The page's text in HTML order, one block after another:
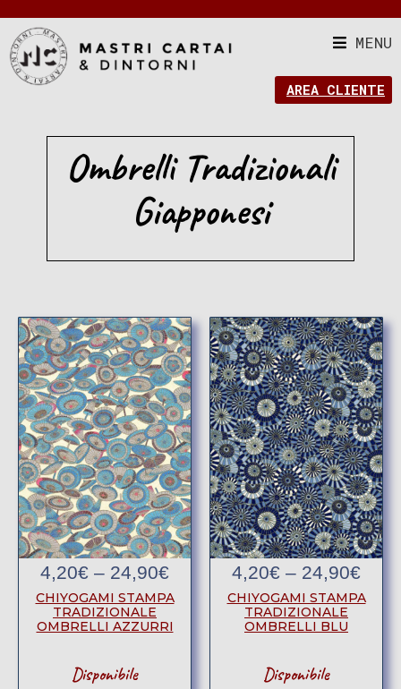
MENU
AREA CLIENTE
Ombrelli Tradizionali
Giapponesi
4,20€ – 24,90€
CHIYOGAMI STAMPA
TRADIZIONALE
OMBRELLI AZZURRI
Disponibile
4,20€ – 24,90€
CHIYOGAMI STAMPA
TRADIZIONALE
OMBRELLI BLU
Disponibile